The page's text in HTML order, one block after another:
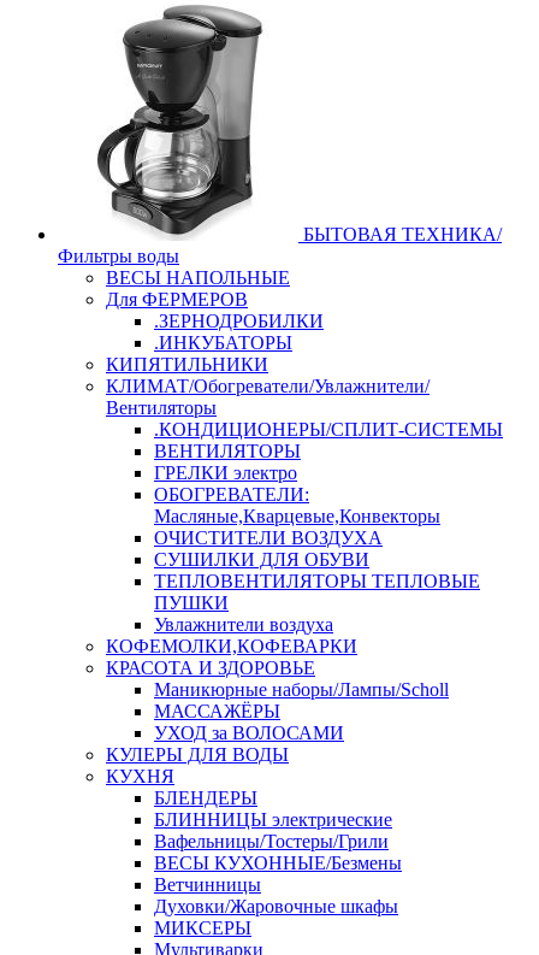
БЫТОВАЯ ТЕХНИКА/
Фильтры воды
ВЕСЫ НАПОЛЬНЫЕ
Для ФЕРМЕРОВ
.ЗЕРНОДРОБИЛКИ
.ИНКУБАТОРЫ
КИПЯТИЛЬНИКИ
КЛИМАТ/Обогреватели/Увлажнители/
Вентиляторы
.КОНДИЦИОНЕРЫ/СПЛИТ-СИСТЕМЫ
ВЕНТИЛЯТОРЫ
ГРЕЛКИ электро
ОБОГРЕВАТЕЛИ:
Масляные,Кварцевые,Конвекторы
ОЧИСТИТЕЛИ ВОЗДУХА
СУШИЛКИ ДЛЯ ОБУВИ
ТЕПЛОВЕНТИЛЯТОРЫ ТЕПЛОВЫЕ
ПУШКИ
Увлажнители воздуха
КОФЕМОЛКИ,КОФЕВАРКИ
КРАСОТА И ЗДОРОВЬЕ
Маникюрные наборы/Лампы/Scholl
МАССАЖЁРЫ
УХОД за ВОЛОСАМИ
КУЛЕРЫ ДЛЯ ВОДЫ
КУХНЯ
БЛЕНДЕРЫ
БЛИННИЦЫ электрические
Вафельницы/Тостеры/Грили
ВЕСЫ КУХОННЫЕ/Безмены
Ветчинницы
Духовки/Жаровочные шкафы
МИКСЕРЫ
Мультиварки